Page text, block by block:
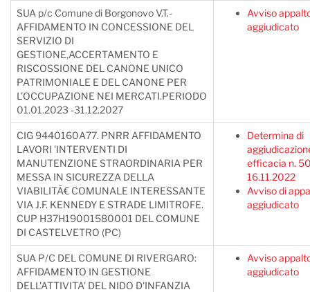
SUA p/c Comune di Borgonovo V.T.-
AFFIDAMENTO IN CONCESSIONE DEL
SERVIZIO DI
GESTIONE,ACCERTAMENTO E
RISCOSSIONE DEL CANONE UNICO
PATRIMONIALE E DEL CANONE PER
L'OCCUPAZIONE NEI MERCATI.PERIODO
01.01.2023 -31.12.2027
Avviso
aggiudicato
CIG 9440160A77. PNRR AFFIDAMENTO
LAVORI 'INTERVENTI DI
MANUTENZIONE STRAORDINARIA PER
MESSA IN SICUREZZA DELLA
VIABILITÃ€ COMUNALE INTERESSANTE
VIA J.F. KENNEDY E STRADE LIMITROFE.
CUP H37H19001580001 DEL COMUNE
DI CASTELVETRO (PC)
Determina di
efficacia n.
16.11.2022
Avviso di
aggiudicato
SUA P/C DEL COMUNE DI RIVERGARO:
AFFIDAMENTO IN GESTIONE
DELL'ATTIVITA' DEL NIDO D'INFANZIA
Avviso
aggiudicato